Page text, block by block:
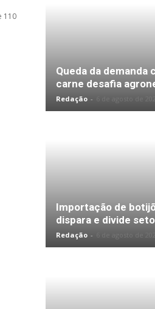
110
Queda da demanda
carne desafia
Redação -
Importação de
dispara e divide
Redação -